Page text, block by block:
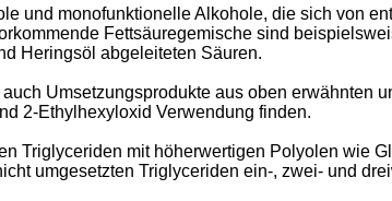
und monofunktionelle Alkohole, die sich von
Fettsäuregemische sind
Heringsöl abgeleiteten Säuren.
Umsetzungsprodukte aus oben erwähnten
2-Ethylhexyloxid Verwendung finden.
Triglyceriden mit höherwertigen Polyolen wie
umgesetzten Triglyceriden ein-, zwei- und